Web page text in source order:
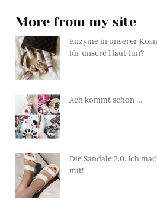
More from my site
Enzyme in unserer
für unsere Haut tun?
Ach kommt schon …
Die Sandale 2.0. Ich
mit!